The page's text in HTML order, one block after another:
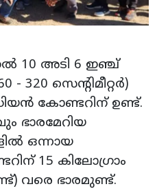
10 അടി 6 ഇഞ്ച്
320 സെന്റിമീറ്റർ)
കോണ്ടറിന് ഉണ്ട്.
ഭാരമേറിയ
ഒന്നായ
15 കിലോഗ്രാം
വരെ ഭാരമുണ്ട്.